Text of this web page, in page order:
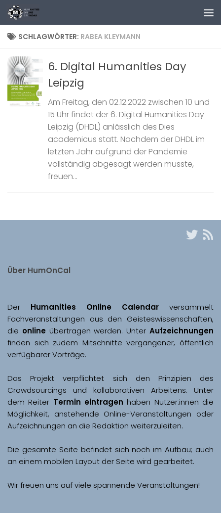
Zum Inhalt springen
SCHLAGWÖRTER: RABEA KLEYMANN
6. Digital Humanities Day
Leipzig
Am Freitag, den 02.12.2022 zwischen 10 und
15 Uhr findet der 6. Digital Humanities Day
Leipzig (DHDL) anlässlich des Dies
academicus statt. Nachdem der DHDL im
letzten Jahr aufgrund der Pandemie
vollständig abgesagt werden musste,
freuen...
Über HumOnCal
Der Humanities Online Calendar versammelt
Fachveranstaltungen aus den Geisteswissenschaften,
die online übertragen werden. Unter Aufzeichnungen
finden sich zudem Mitschnitte vergangener, öffentlich
Das Projekt verpflichtet sich den Prinzipien des
Crowdsourcings und kollaborativen Arbeitens. Unter
dem Reiter Termin eintragen haben Nutzer:innen die
Möglichkeit, anstehende Online-Veranstaltungen oder
Aufzeichnungen an die Redaktion weiterzuleiten.
Die gesamte Seite befindet sich noch im Aufbau; auch
Wir freuen uns auf viele spannende Veranstaltungen!